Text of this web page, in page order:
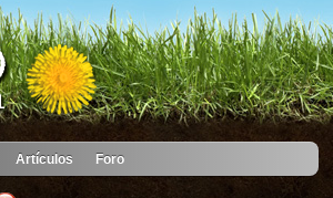
Artículos Foro